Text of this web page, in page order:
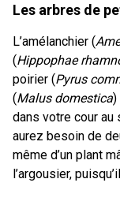
Les arbres de
L’amélanchier (
(Hippophae
poirier (Pyrus
(Malus domestica)
dans votre cour au
aurez besoin de
même d’un plant
l’argousier,